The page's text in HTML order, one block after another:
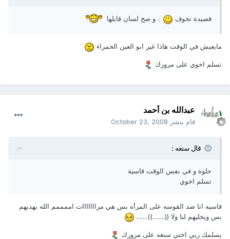
قصيدة تخوف .. و صح لسان قايلها
مايعيش في الوقت هاذا غير ابو العين الحمراء
تسلم اخوي على مرورك
عبدالله بن أحمد
قام بنشر October 23, 2008
قال سنعه :
حلوة و في نفس الوقت قاسية
تسلم اخوي
قاسيه انا ضد القوسه على المرأه بس هي مرااااااات اممممم الله يهديهم
بس ويخليهم لنا ولا ((........)).......
يسلمك ربي اختي سنعه على مرورك